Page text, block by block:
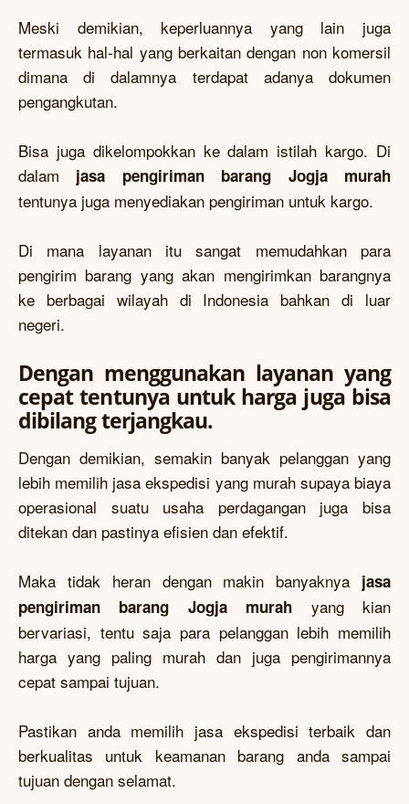
Meski demikian, keperluannya yang lain juga
termasuk hal-hal yang berkaitan dengan non komersil
dimana di dalamnya terdapat adanya dokumen
pengangkutan.
Bisa juga dikelompokkan ke dalam istilah kargo. Di
dalam jasa pengiriman barang Jogja murah
tentunya juga menyediakan pengiriman untuk kargo.
Di mana layanan itu sangat memudahkan para
pengirim barang yang akan mengirimkan barangnya
ke berbagai wilayah di Indonesia bahkan di luar
negeri.
Dengan menggunakan layanan yang
cepat tentunya untuk harga juga bisa
dibilang terjangkau.
Dengan demikian, semakin banyak pelanggan yang
lebih memilih jasa ekspedisi yang murah supaya biaya
operasional suatu usaha perdagangan juga bisa
ditekan dan pastinya efisien dan efektif.
Maka tidak heran dengan makin banyaknya jasa
pengiriman barang Jogja murah yang kian
bervariasi, tentu saja para pelanggan lebih memilih
harga yang paling murah dan juga pengirimannya
cepat sampai tujuan.
Pastikan anda memilih jasa ekspedisi terbaik dan
berkualitas untuk keamanan barang anda sampai
tujuan dengan selamat.